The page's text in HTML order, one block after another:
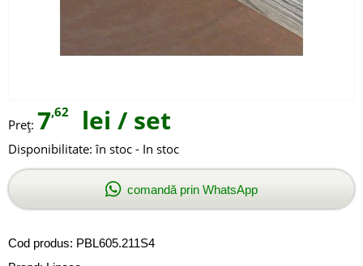
Preţ: 7,62 lei / set
Disponibilitate: în stoc - In stoc
comandă prin WhatsApp
Cod produs: PBL605.211S4